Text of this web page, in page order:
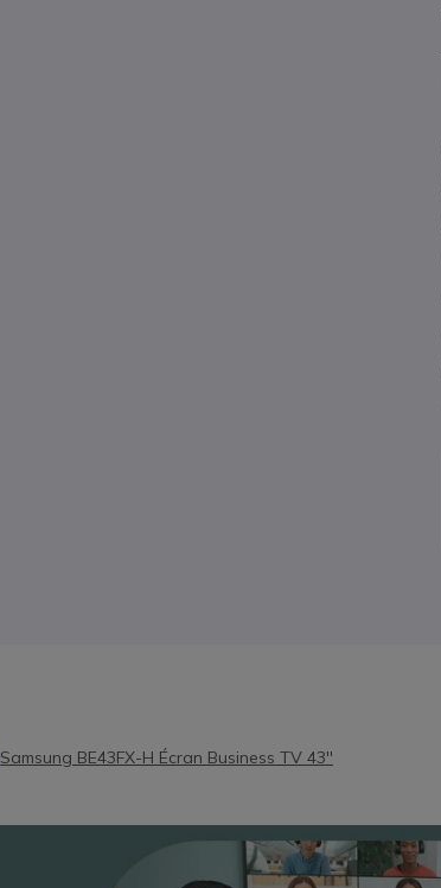
Samsung BE43FX-H Écran Business TV 43''